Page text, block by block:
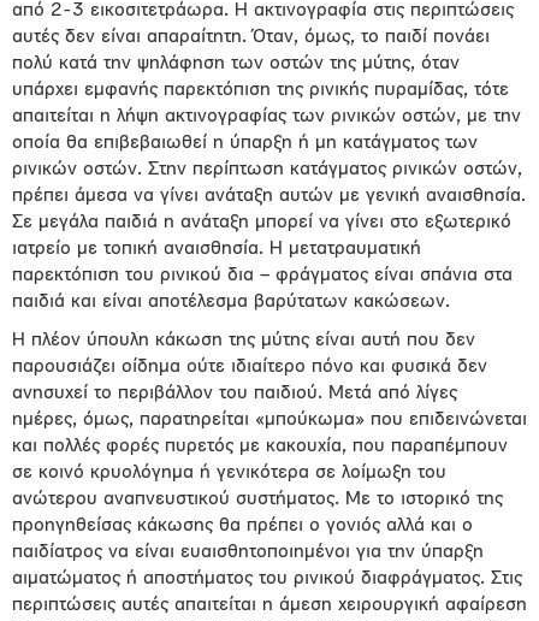
από 2-3 εικοσιτετράωρα. Η ακτινογραφία στις περιπτώσεις
αυτές δεν είναι απαραίτητη. Όταν, όμως, το παιδί πονάει
πολύ κατά την ψηλάφηση των οστών της μύτης, όταν
υπάρχει εμφανής παρεκτόπιση της ρινικής πυραμίδας, τότε
απαιτείται η λήψη ακτινογραφίας των ρινικών οστών, με την
οποία θα επιβεβαιωθεί η ύπαρξη ή μη κατάγματος των
ρινικών οστών. Στην περίπτωση κατάγματος ρινικών οστών,
πρέπει άμεσα να γίνει ανάταξη αυτών με γενική αναισθησία.
Σε μεγάλα παιδιά η ανάταξη μπορεί να γίνει στο εξωτερικό
ιατρείο με τοπική αναισθησία. Η μετατραυματική
παρεκτόπιση του ρινικού δια – φράγματος είναι σπάνια στα
παιδιά και είναι αποτέλεσμα βαρύτατων κακώσεων.
Η πλέον ύπουλη κάκωση της μύτης είναι αυτή που δεν
παρουσιάζει οίδημα ούτε ιδιαίτερο πόνο και φυσικά δεν
ανησυχεί το περιβάλλον του παιδιού. Μετά από λίγες
ημέρες, όμως, παρατηρείται «μπούκωμα» που επιδεινώνεται
και πολλές φορές πυρετός με κακουχία, που παραπέμπουν
σε κοινό κρυολόγημα ή γενικότερα σε λοίμωξη του
ανώτερου αναπνευστικού συστήματος. Με το ιστορικό της
προηγηθείσας κάκωσης θα πρέπει ο γονιός αλλά και ο
παιδίατρος να είναι ευαισθητοποιημένοι για την ύπαρξη
αιματώματος ή αποστήματος του ρινικού διαφράγματος. Στις
περιπτώσεις αυτές απαιτείται η άμεση χειρουργική αφαίρεση